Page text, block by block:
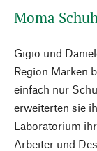
Moma
Gigio und
Region Marken
einfach nur
erweiterten sie
Laboratorium
Arbeiter und